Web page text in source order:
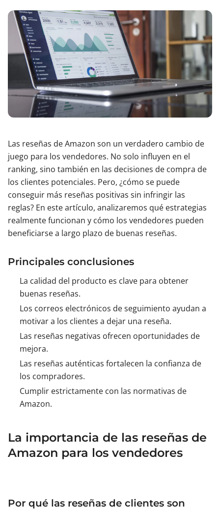
Las reseñas de Amazon son un verdadero cambio de
juego para los vendedores. No solo influyen en el
ranking, sino también en las decisiones de compra de
los clientes potenciales. Pero, ¿cómo se puede
conseguir más reseñas positivas sin infringir las
reglas? En este artículo, analizaremos qué estrategias
realmente funcionan y cómo los vendedores pueden
beneficiarse a largo plazo de buenas reseñas.
Principales conclusiones
La calidad del producto es clave para obtener
buenas reseñas.
Los correos electrónicos de seguimiento ayudan a
motivar a los clientes a dejar una reseña.
Las reseñas negativas ofrecen oportunidades de
mejora.
Las reseñas auténticas fortalecen la confianza de
los compradores.
Cumplir estrictamente con las normativas de
Amazon.
La importancia de las reseñas de
Amazon para los vendedores
Por qué las reseñas de clientes son